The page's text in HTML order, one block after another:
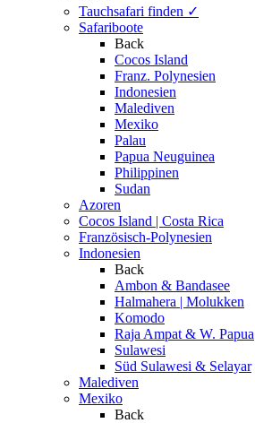
Tauchsafari finden ✓
Safariboote
Back
Cocos Island
Franz. Polynesien
Indonesien
Malediven
Mexiko
Palau
Papua Neuguinea
Philippinen
Sudan
Azoren
Cocos Island | Costa Rica
Französisch-Polynesien
Indonesien
Back
Ambon & Bandasee
Halmahera | Molukken
Komodo
Raja Ampat & W. Papua
Sulawesi
Süd Sulawesi & Selayar
Malediven
Mexiko
Back